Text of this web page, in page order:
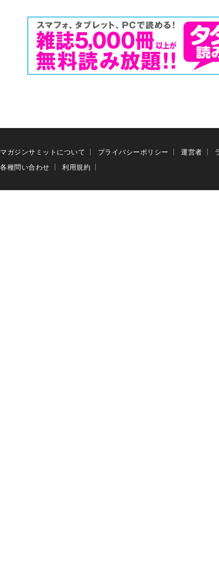
マガジンサミットについて プライバシーポリシー 運営者
各種問い合わせ
利用規約